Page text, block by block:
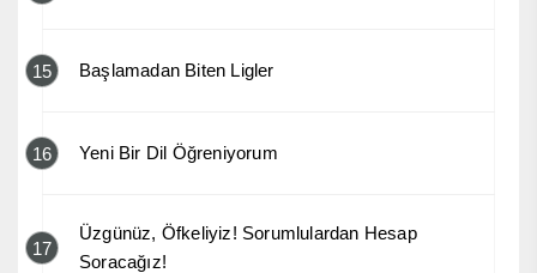
15 Başlamadan Biten Ligler
16 Yeni Bir Dil Öğreniyorum
17
Üzgünüz, Öfkeliyiz! Sorumlulardan Hesap
Soracağız!